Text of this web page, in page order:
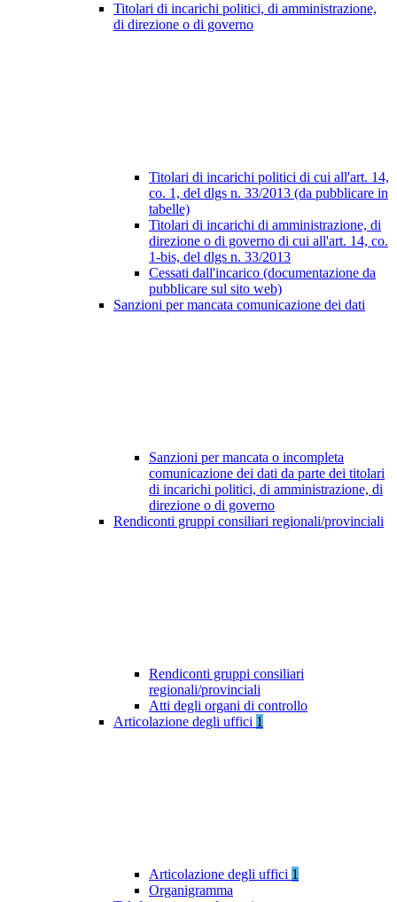
Titolari di incarichi politici, di amministrazione,
di direzione o di governo
Titolari di incarichi politici di cui all'art. 14,
co. 1, del dlgs n. 33/2013 (da pubblicare in
tabelle)
Titolari di incarichi di amministrazione, di
direzione o di governo di cui all'art. 14, co.
1-bis, del dlgs n. 33/2013
Cessati dall'incarico (documentazione da
pubblicare sul sito web)
Sanzioni per mancata comunicazione dei dati
Sanzioni per mancata o incompleta
comunicazione dei dati da parte dei titolari
di incarichi politici, di amministrazione, di
direzione o di governo
Rendiconti gruppi consiliari regionali/provinciali
Rendiconti gruppi consiliari
regionali/provinciali
Atti degli organi di controllo
Articolazione degli uffici 1
Articolazione degli uffici 1
Organigramma